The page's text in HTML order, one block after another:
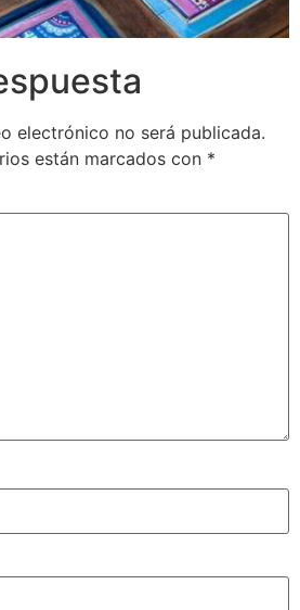
electrónico no será publicada.
están marcados con *